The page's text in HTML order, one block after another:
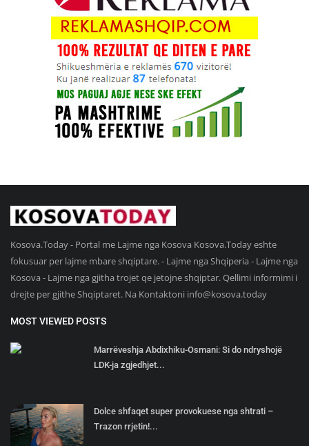
Kosova.Today - Portal me Lajme nga Kosova Kosova.Today eshte
fokusuar per lajme mbare shqiptare. - Lajme nga Shqiperia - Lajme nga
Kosova - Lajme nga gjitha trojet qe jetojne shqiptar. Qellimi informimi i
drejte per gjithe Shqiptaret. Na Kontaktoni info@kosova.today
MOST VIEWED POSTS
Marrëveshja Abdixhiku-Osmani: Si do ndryshojë
LDK-ja zgjedhjet...
Dolce shfaqet super provokuese nga shtrati –
Trazon rrjetin!...